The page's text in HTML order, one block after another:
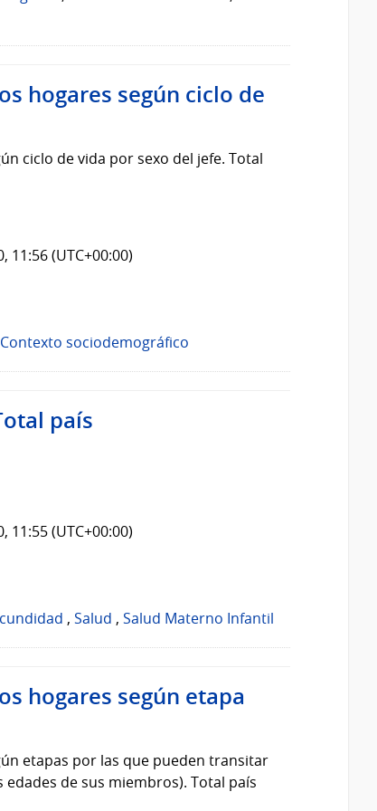
hogares según ciclo de
ciclo de vida por sexo del jefe. Total
11:56 (UTC+00:00)
Contexto sociodemográfico
país
11:55 (UTC+00:00)
, Salud , Salud Materno Infantil
hogares según etapa
etapas por las que pueden transitar
de sus miembros). Total país